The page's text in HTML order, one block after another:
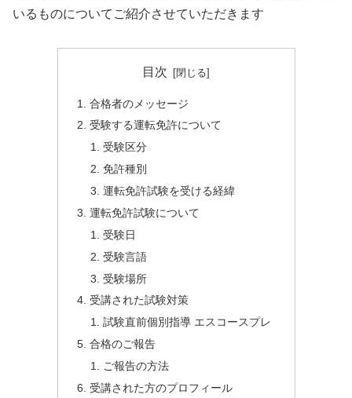
いるものについてご紹介させていただきます
目次
合格者のメッセージ
受験する運転免許について
受験区分
免許種別
運転免許試験を受ける経緯
運転免許試験について
受験日
受験言語
受験場所
受講された試験対策
試験直前個別指導 エスコースプレ
合格のご報告
ご報告の方法
受講された方のプロフィール